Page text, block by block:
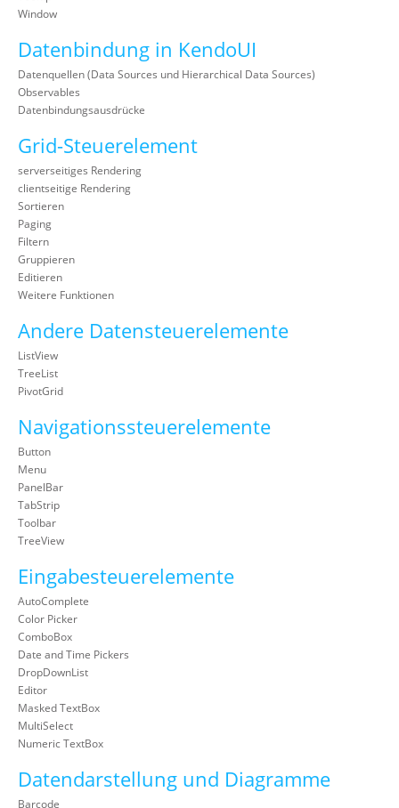
Window
Datenbindung in KendoUI
Datenquellen (Data Sources und Hierarchical Data Sources)
Observables
Datenbindungsausdrücke
Grid-Steuerelement
serverseitiges Rendering
clientseitige Rendering
Sortieren
Paging
Filtern
Gruppieren
Editieren
Weitere Funktionen
Andere Datensteuerelemente
ListView
TreeList
PivotGrid
Navigationssteuerelemente
Button
Menu
PanelBar
TabStrip
Toolbar
TreeView
Eingabesteuerelemente
AutoComplete
Color Picker
ComboBox
Date and Time Pickers
DropDownList
Editor
Masked TextBox
MultiSelect
Numeric TextBox
Datendarstellung und Diagramme
Barcode